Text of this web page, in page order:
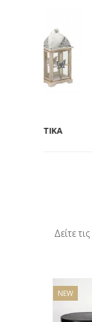
Δείτε
NEW